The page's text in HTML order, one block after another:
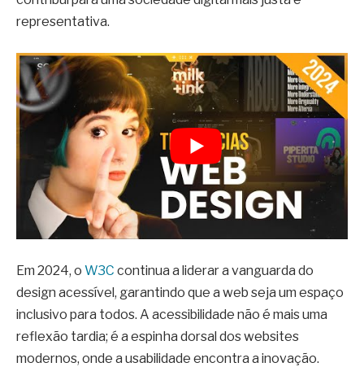
representativa.
Em 2024, o W3C continua a liderar a vanguarda do
design acessível, garantindo que a web seja um espaço
inclusivo para todos. A acessibilidade não é mais uma
reflexão tardia; é a espinha dorsal dos websites
modernos, onde a usabilidade encontra a inovação.